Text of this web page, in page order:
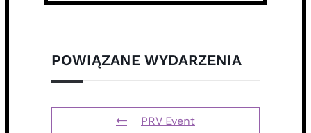
POWIĄZANE WYDARZENIA
PRV Event